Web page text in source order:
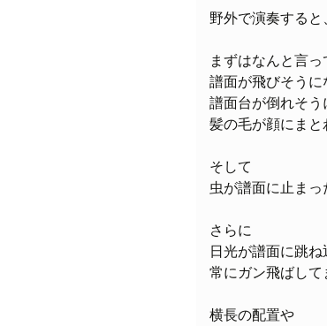
野外で演奏する
まずはなんと言っ
譜面が飛びそうに
譜面台が倒れそう
髪の毛が顔にまと
そして
虫が譜面に止ま
さらに
日光が譜面に跳
常にガン飛ばし
横長の配置や